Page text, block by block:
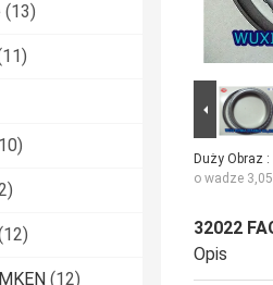
(13)
(12)
Duży Obraz :
o wadze
32022
Opis